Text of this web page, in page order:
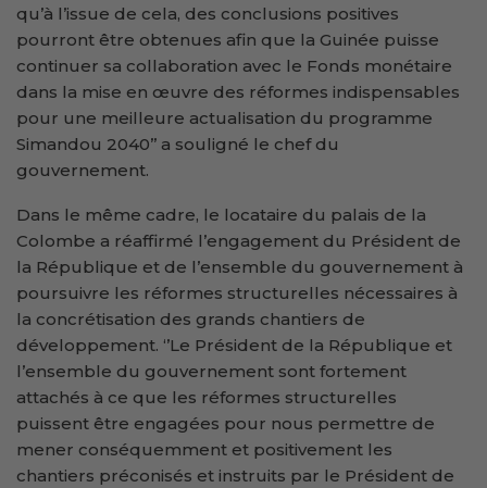
qu’à l’issue de cela, des conclusions positives
pourront être obtenues afin que la Guinée puisse
continuer sa collaboration avec le Fonds monétaire
dans la mise en œuvre des réformes indispensables
pour une meilleure actualisation du programme
Simandou 2040’’ a souligné le chef du
gouvernement.
Dans le même cadre, le locataire du palais de la
Colombe a réaffirmé l’engagement du Président de
la République et de l’ensemble du gouvernement à
poursuivre les réformes structurelles nécessaires à
la concrétisation des grands chantiers de
développement. ‘’Le Président de la République et
l’ensemble du gouvernement sont fortement
attachés à ce que les réformes structurelles
puissent être engagées pour nous permettre de
mener conséquemment et positivement les
chantiers préconisés et instruits par le Président de